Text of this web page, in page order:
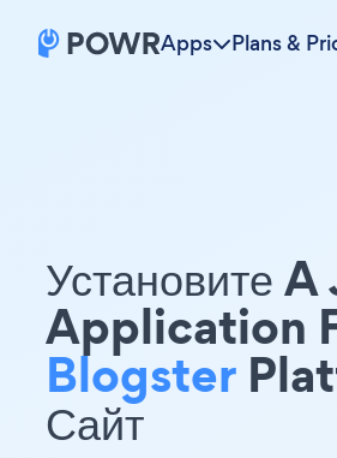
Apps Plans &
Установите
Application
Blogster
Сайт